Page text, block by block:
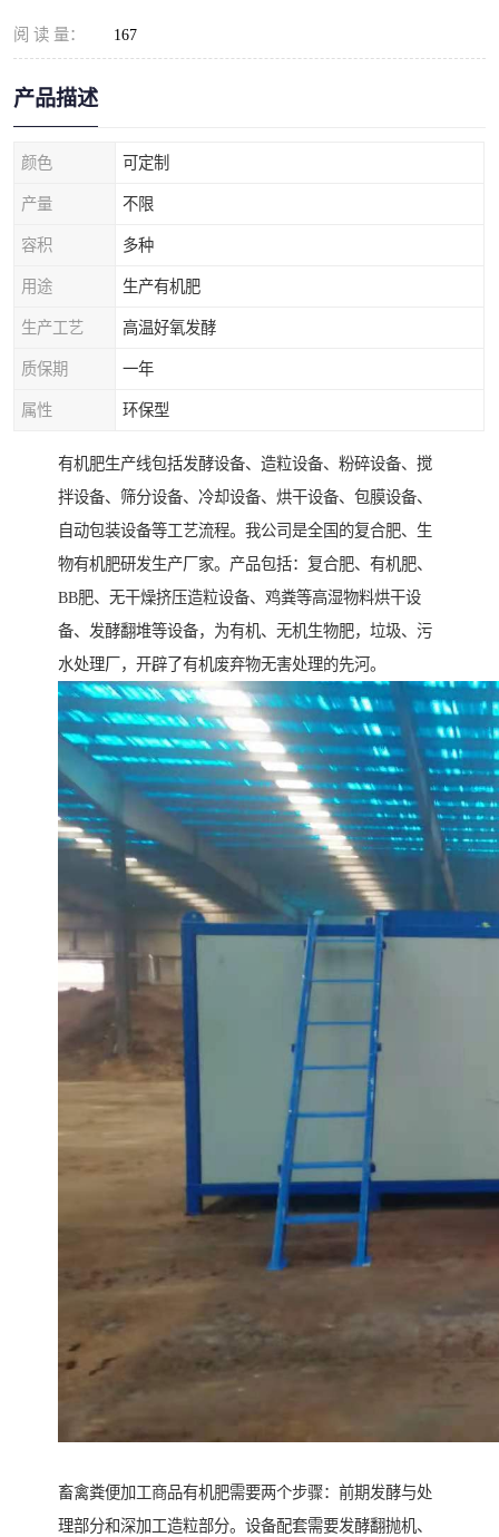
阅 读 量： 167
产品描述
颜色 可定制
产量 不限
容积 多种
用途 生产有机肥
生产工艺 高温好氧发酵
质保期 一年
属性 环保型
有机肥生产线包括发酵设备、造粒设备、粉碎设备、搅
拌设备、筛分设备、冷却设备、烘干设备、包膜设备、
自动包装设备等工艺流程。我公司是全国的复合肥、生
物有机肥研发生产厂家。产品包括：复合肥、有机肥、
BB肥、无干燥挤压造粒设备、鸡粪等高湿物料烘干设
备、发酵翻堆等设备，为有机、无机生物肥，垃圾、污
水处理厂，开辟了有机废弃物无害处理的先河。
畜禽粪便加工商品有机肥需要两个步骤：前期发酵与处
理部分和深加工造粒部分。设备配套需要发酵翻抛机、